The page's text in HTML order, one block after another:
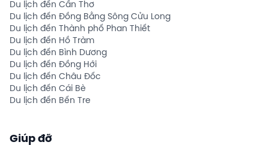
Du lịch đến Cần Thơ
Du lịch đến Đồng Bằng Sông Cửu Long
Du lịch đến Thành phố Phan Thiết
Du lịch đến Hồ Tràm
Du lịch đến Bình Dương
Du lịch đến Đồng Hới
Du lịch đến Châu Đốc
Du lịch đến Cái Bè
Du lịch đến Bến Tre
Giúp đỡ